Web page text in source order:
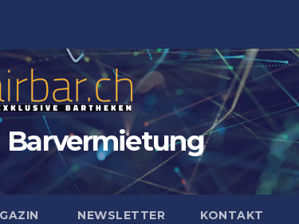
Barvermietung
NEWSLETTER KONTAKT